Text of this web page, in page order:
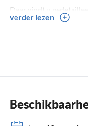
Daar vindt u
contactgegevens over
verder lezen